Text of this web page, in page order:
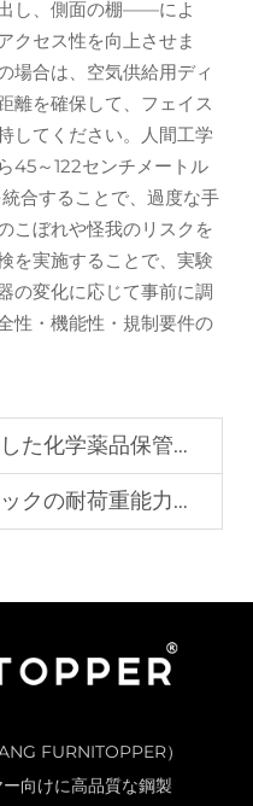
し、側面の棚——によ
クセス性を向上させま
場合は、空気供給用ディ
離を確保して、フェイス
してください。人間工学
45～122センチメートル
合することで、過度な手
こぼれや怪我のリスクを
を実施することで、実験
の変化に応じて事前に調
性・機能性・規制要件の
管キャビネットの選定方法
の耐荷重能力とは？
FURNITOPPER）
向けに高品質な鋼製